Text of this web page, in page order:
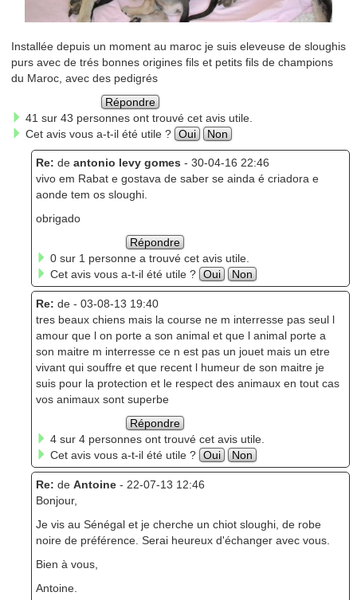
Installée depuis un moment au maroc je suis eleveuse de sloughis
purs avec de trés bonnes origines fils et petits fils de champions
du Maroc, avec des pedigrés
Répondre
41 sur 43 personnes ont trouvé cet avis utile.
Cet avis vous a-t-il été utile ? Oui Non
Re: de antonio levy gomes - 30-04-16 22:46
vivo em Rabat e gostava de saber se ainda é criadora e
aonde tem os sloughi.
obrigado
Répondre
0 sur 1 personne a trouvé cet avis utile.
Cet avis vous a-t-il été utile ? Oui Non
Re: de - 03-08-13 19:40
tres beaux chiens mais la course ne m interresse pas seul l
amour que l on porte a son animal et que l animal porte a
son maitre m interresse ce n est pas un jouet mais un etre
vivant qui souffre et que recent l humeur de son maitre je
suis pour la protection et le respect des animaux en tout cas
vos animaux sont superbe
Répondre
4 sur 4 personnes ont trouvé cet avis utile.
Cet avis vous a-t-il été utile ? Oui Non
Re: de Antoine- 22-07-13 12:46
Bonjour,
Je vis au Sénégal et je cherche un chiot sloughi, de robe
noire de préférence. Serai heureux d'échanger avec vous.
Bien à vous,
Antoine.